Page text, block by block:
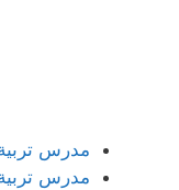
مدرس
مدرس